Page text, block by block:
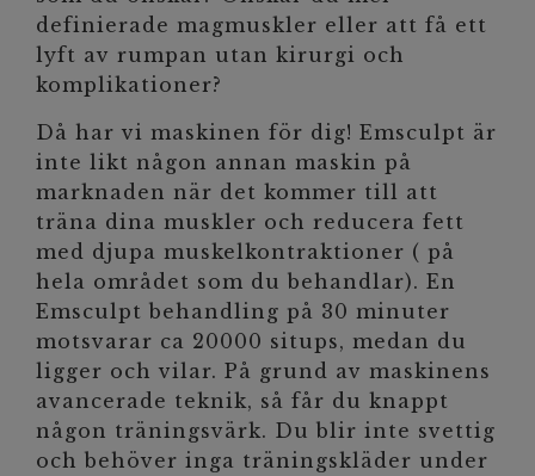
definierade magmuskler eller att få ett
lyft av rumpan utan kirurgi och
komplikationer?
Då har vi maskinen för dig! Emsculpt är
inte likt någon annan maskin på
marknaden när det kommer till att
träna dina muskler och reducera fett
med djupa muskelkontraktioner ( på
hela området som du behandlar). En
Emsculpt behandling på 30 minuter
motsvarar ca 20000 situps, medan du
ligger och vilar. På grund av maskinens
avancerade teknik, så får du knappt
någon träningsvärk. Du blir inte svettig
och behöver inga träningskläder under